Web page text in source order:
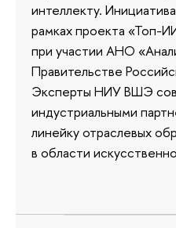
интеллекту.
рамках проекта «Топ-
при участии АНО
Правительстве
Эксперты НИУ ВШЭ
индустриальными
линейку отраслевых
в области